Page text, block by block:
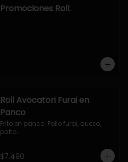
OPCION2:
- salmon, queso, palta, envuelto en
Promociones Roll.
Roll Avocatori Furai en
Panco
Frito en panco. Pollo furai, queso,
palta.
$7.490